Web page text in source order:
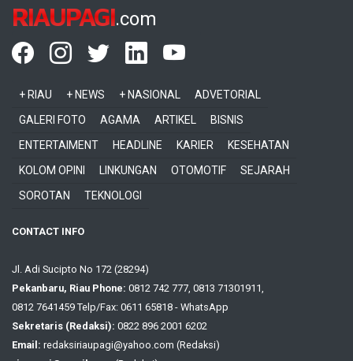
RIAUPAGI.com
+ RIAU + NEWS + NASIONAL
ADVETORIAL
GALERI FOTO
AGAMA ARTIKEL
BISNIS
ENTERTAIMENT
HEADLINE KARIER
KESEHATAN
KOLOM OPINI
LINKUNGAN OTOMOTIF
SEJARAH
SOROTAN
TEKNOLOGI
CONTACT INFO
Jl. Adi Sucipto No 172 (28294)
Pekanbaru, Riau Phone: 0812 742 777, 0813 71301911,
0812 7641459 Telp/Fax: 0611 65818 - WhatsApp
Sekretaris (Redaksi): 0822 896 2001 6202
Email: redaksiriaupagi@yahoo.com (Redaksi)